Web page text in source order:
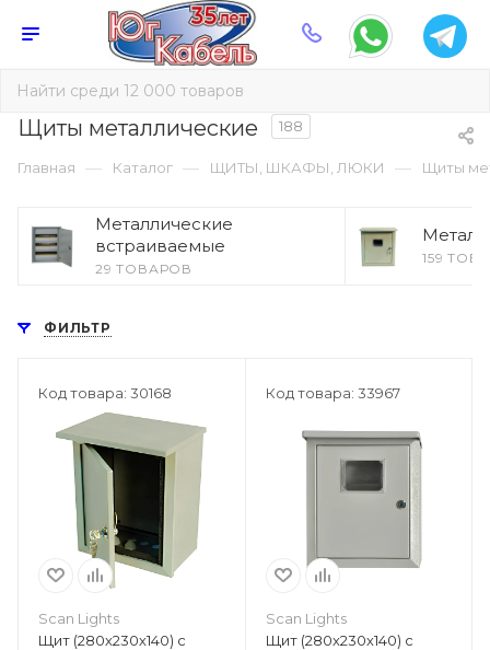
Щиты металлические 188
Главная — Каталог — ЩИТЫ, ШКАФЫ, ЛЮКИ — Щиты
Металлические
встраиваемые
29 ТОВАРОВ
159
ФИЛЬТР
Код товара: 30168
Scan Lights
Щит (280х230х140) с
Код товара: 33967
Scan Lights
Щит (280х230х140) с